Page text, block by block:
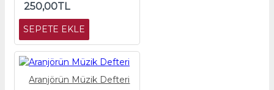
250,00TL
SEPETE EKLE
Aranjörün Müzik Defteri